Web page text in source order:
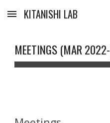
Skip to main content
KITANISHI LAB
MEETINGS (MAR 2022-